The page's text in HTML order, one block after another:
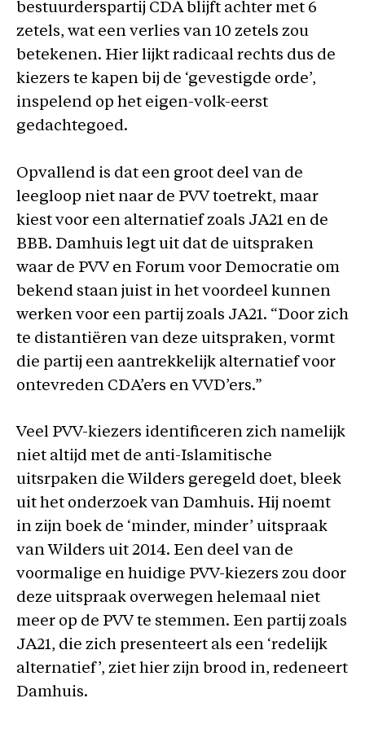
bestuurderspartij CDA blijft achter met 6
zetels, wat een verlies van 10 zetels zou
betekenen. Hier lijkt radicaal rechts dus de
kiezers te kapen bij de ‘gevestigde orde’,
inspelend op het eigen-volk-eerst
gedachtegoed.
Opvallend is dat een groot deel van de
leegloop niet naar de PVV toetrekt, maar
kiest voor een alternatief zoals JA21 en de
BBB. Damhuis legt uit dat de uitspraken
waar de PVV en Forum voor Democratie om
bekend staan juist in het voordeel kunnen
werken voor een partij zoals JA21. “Door zich
te distantiëren van deze uitspraken, vormt
die partij een aantrekkelijk alternatief voor
ontevreden CDA’ers en VVD’ers.”
Veel PVV-kiezers identificeren zich namelijk
niet altijd met de anti-Islamitische
uitsrpaken die Wilders geregeld doet, bleek
uit het onderzoek van Damhuis. Hij noemt
in zijn boek de ‘minder, minder’ uitspraak
van Wilders uit 2014. Een deel van de
voormalige en huidige PVV-kiezers zou door
deze uitspraak overwegen helemaal niet
meer op de PVV te stemmen. Een partij zoals
JA21, die zich presenteert als een ‘redelijk
alternatief’, ziet hier zijn brood in, redeneert
Damhuis.